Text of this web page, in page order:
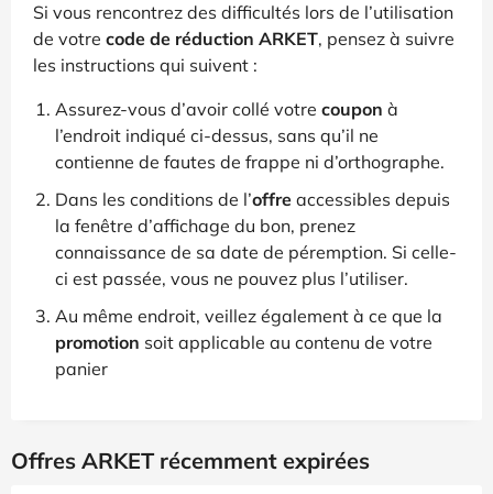
Si vous rencontrez des difficultés lors de l’utilisation
de votre code de réduction ARKET, pensez à suivre
les instructions qui suivent :
Assurez-vous d’avoir collé votre coupon à
l’endroit indiqué ci-dessus, sans qu’il ne
contienne de fautes de frappe ni d’orthographe.
Dans les conditions de l’offre accessibles depuis
la fenêtre d’affichage du bon, prenez
connaissance de sa date de péremption. Si celle-
ci est passée, vous ne pouvez plus l’utiliser.
Au même endroit, veillez également à ce que la
promotion soit applicable au contenu de votre
panier
Offres ARKET récemment expirées